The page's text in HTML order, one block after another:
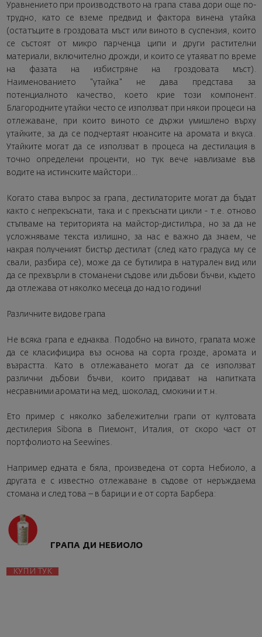
Уравнението при производството на грапа става дори още по-
трудно, като се вземе предвид и фактора винена утайка
(остатъците в гроздовата мъст или виното в суспензия, които
се състоят от микро парченца ципи и други растителни
материали, включително дрожди, и които се утаяват по време
на фазата на избистряне на гроздовата мъст).
Наименованието "утайка" не дава представа за
потенциалното качество, което крие този компонент.
Благородните утайки често се използват при някои процеси на
отлежаване, при които виното се държи умишлено върху
утайките, за да се подчертаят нюансите на аромата и вкуса.
Утайките могат да се използват в процеса на дестилация в
точно определени проценти, но тук вече навлизаме във
водите на истинските майстори…
Когато става въпрос за грапа, дестилаторите могат да бъдат
както с непрекъснати, така и с прекъснати цикли - т.е. отново
стъпваме на територията на майстор-дистилъра, но за да не
усложняваме текста излишно, за нас е важно да знаем, че
накрая полученият бистър дестилат (след като градуса му се
свали, разбира се), може да се бутилира в натурален вид или
да се прехвърли в стоманени съдове или дъбови бъчви, където
да отлежава от няколко месеца до над 10 години!
Различните видове грапа
Не всяка грапа е еднаква. Подобно на виното, грапата може
да се класифицира въз основа на сорта грозде, аромата и
възрастта. Като в отлежаването могат да се използват
различни дъбови бъчви, които придават на напитката
несравними аромати на мед, шоколад, смокини и т.н.
Ето пример с няколко забележителни грапи от култовата
дестилерия Sibona в Пиемонт, Италия, от скоро част от
портфолиото на Seewines.
Например едната е бяла, произведена от сорта Небиоло, а
другата е с известно отлежаване в съдове от неръждаема
стомана и след това – в барици и е от сорта Барбера:
ГРАПА ДИ НЕБИОЛО
КУПИ ТУК